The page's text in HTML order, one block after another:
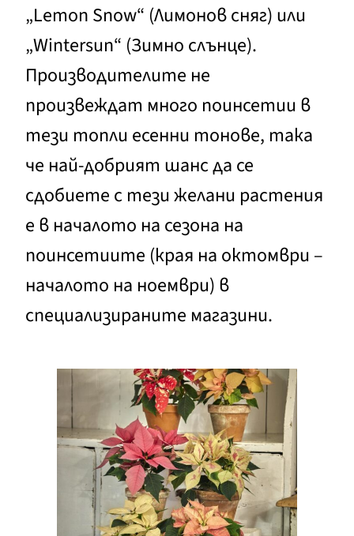
„Lemon Snow“ (Лимонов сняг) или
„Wintersun“ (Зимно слънце).
Производителите не
произвеждат много поинсетии в
тези топли есенни тонове, така
че най-добрият шанс да се
сдобиете с тези желани растения
е в началото на сезона на
поинсетиите (края на октомври –
началото на ноември) в
специализираните магазини.